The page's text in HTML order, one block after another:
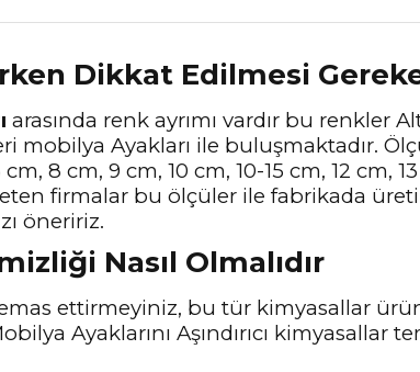
Dikkat Edilmesi
arasında renk ayrımı vardır bu renkler
mobilya Ayakları ile buluşmaktadır.
8 cm, 9 cm, 10 cm, 10-15 cm, 12 cm,
firmalar bu ölçüler ile fabrikada
öneririz.
Nasıl Olmalıdır
temas ettirmeyiniz, bu tür kimyasallar
Ayaklarını Aşındırıcı